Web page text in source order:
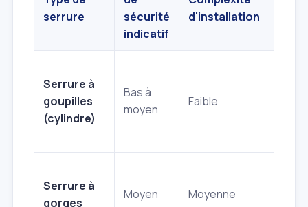
serrure
sécurité
indicatif
d'installation
Serrure à
goupilles
(cylindre)
Bas à
moyen
Faible
Serrure à
gorges
Moyen Moyenne